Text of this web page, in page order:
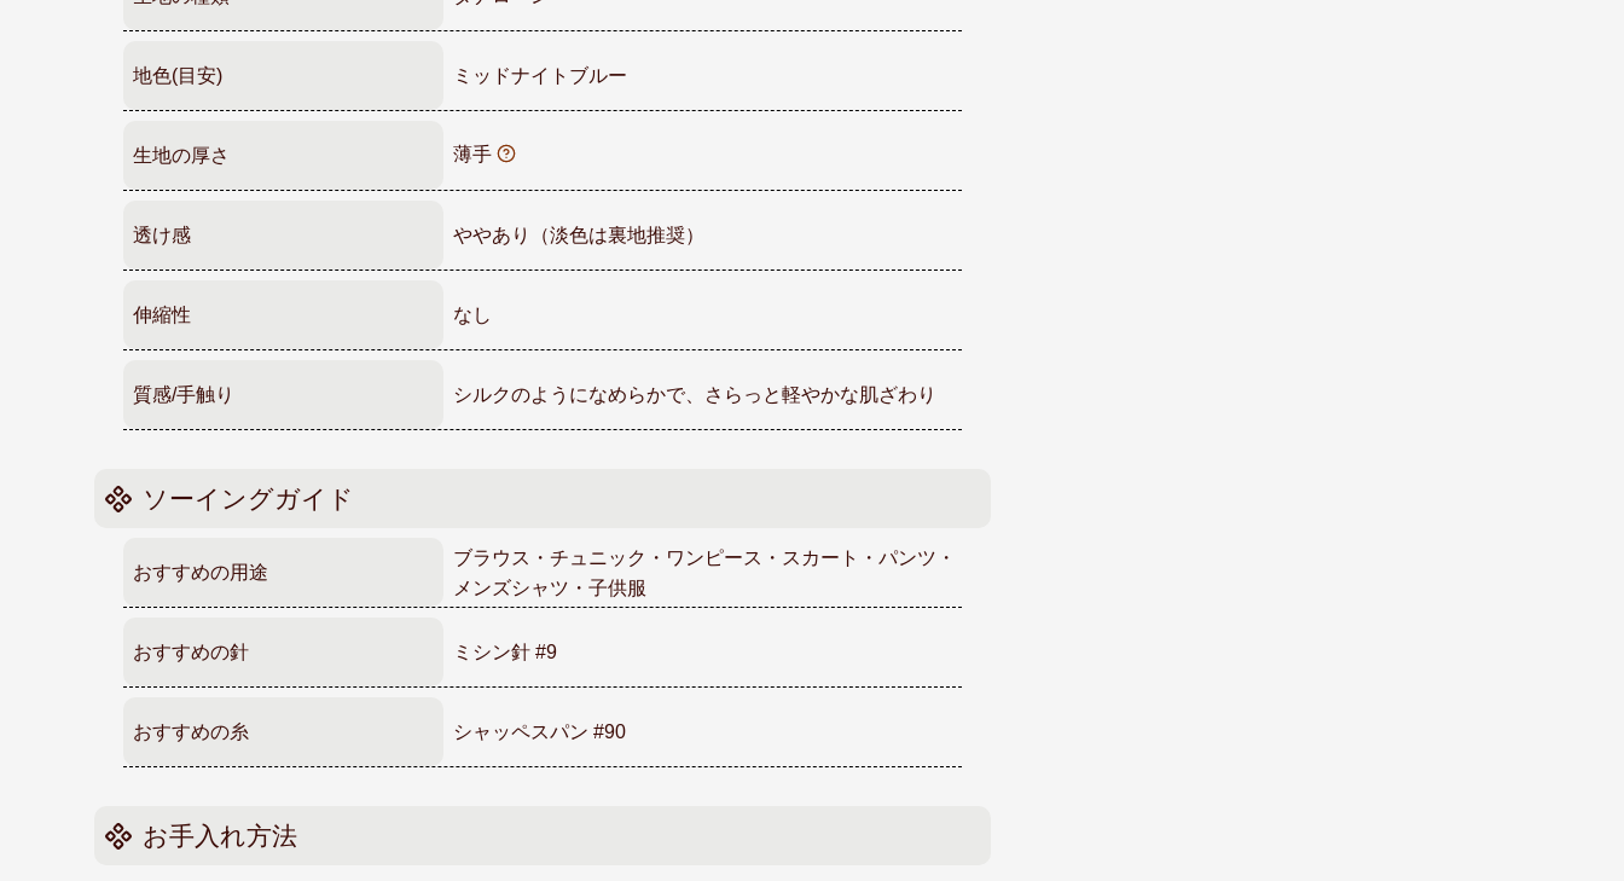
地色(目安) ミッドナイトブルー
生地の厚さ 薄手
透け感 ややあり（淡色は裏地推奨）
伸縮性 なし
質感/手触り シルクのようになめらかで、さらっと軽やかな肌ざわり
ソーイングガイド
おすすめの用途
ブラウス・チュニック・ワンピース・スカート・パンツ・
メンズシャツ・子供服
おすすめの針 ミシン針 #9
おすすめの糸 シャッペスパン #90
お手入れ方法